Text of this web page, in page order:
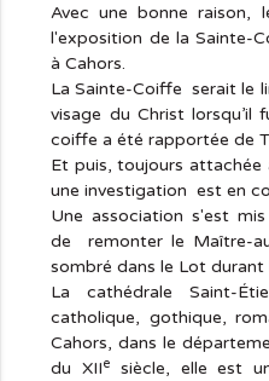
Avec une bonne raison,
l'exposition de la Sainte-
à Cahors.
La Sainte-Coiffe serait le
visage du Christ
coiffe a été rapportée de
Et puis, toujours attachée
une investigation est en
Une association s'est
de remonter le Maître-
sombré dans le Lot durant
La cathédrale Saint-
catholique, gothique,
Cahors, dans le
du XIIe
siècle, elle est